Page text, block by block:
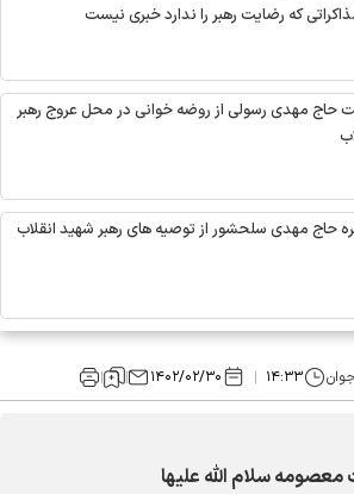
که رضایت رهبر را ندارد خبری نیست
حاج مهدی رسولی از روضه خوانی در محل عروج رهبر
حاج مهدی سلحشور از توصیه های رهبر شهید انقلاب
۱۴:۳۳ ۱۴۰۲/۰۲/۳۰
سلام الله علیها